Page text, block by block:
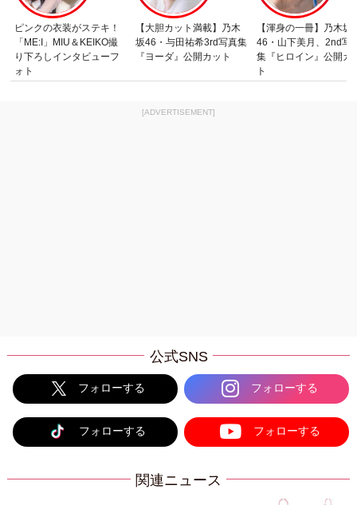
ピンクの衣装がステキ！
「ME:I」MIU＆KEIKO撮
り下ろしインタビューフ
ォト
【大胆カット満載】乃木
坂46・与田祐希3rd写真集
『ヨーダ』公開カット
【渾身の一冊】乃木坂
46・山下美月、2nd写
集『ヒロイン』公開カ
ト
[ADVERTISEMENT]
公式SNS
フォローする フォローする
フォローする フォローする
関連ニュース